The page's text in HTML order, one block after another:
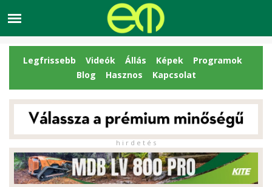
Legfrissebb Videók Állás Képek
Programok
Blog
Hasznos Kapcsolat
h i r d e t é s